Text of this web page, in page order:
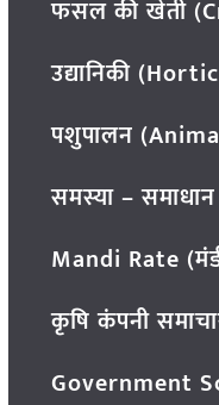
फसल की खेती
उद्यानिकी
पशुपालन
समस्या –
Mandi Rate
कृषि कंपनी
Government